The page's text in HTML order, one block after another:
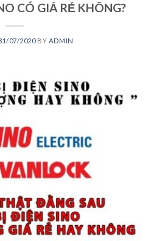
CÓ GIÁ RẺ KHÔNG?
07/2020BY ADMIN